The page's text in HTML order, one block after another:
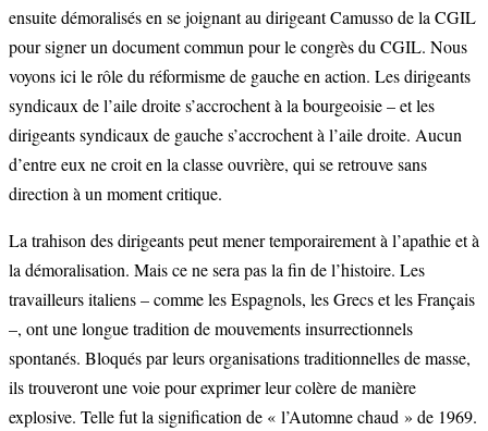
ensuite démoralisés en se joignant au dirigeant Camusso de la CGIL
pour signer un document commun pour le congrès du CGIL. Nous
voyons ici le rôle du réformisme de gauche en action. Les dirigeants
syndicaux de l’aile droite s’accrochent à la bourgeoisie – et les
dirigeants syndicaux de gauche s’accrochent à l’aile droite. Aucun
d’entre eux ne croit en la classe ouvrière, qui se retrouve sans
direction à un moment critique.
La trahison des dirigeants peut mener temporairement à l’apathie et à
la démoralisation. Mais ce ne sera pas la fin de l’histoire. Les
travailleurs italiens – comme les Espagnols, les Grecs et les Français
–, ont une longue tradition de mouvements insurrectionnels
spontanés. Bloqués par leurs organisations traditionnelles de masse,
ils trouveront une voie pour exprimer leur colère de manière
explosive. Telle fut la signification de « l’Automne chaud » de 1969.